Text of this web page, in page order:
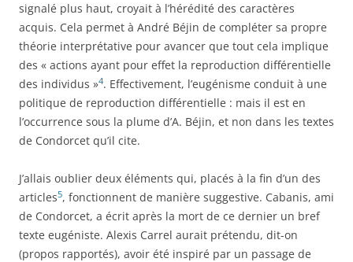
signalé plus haut, croyait à l’hérédité des caractères
acquis. Cela permet à André Béjin de compléter sa propre
théorie interprétative pour avancer que tout cela implique
des « actions ayant pour effet la reproduction différentielle
des individus »4. Effectivement, l’eugénisme conduit à une
politique de reproduction différentielle : mais il est en
l’occurrence sous la plume d’A. Béjin, et non dans les textes
de Condorcet qu’il cite.
J’allais oublier deux éléments qui, placés à la fin d’un des
articles5, fonctionnent de manière suggestive. Cabanis, ami
de Condorcet, a écrit après la mort de ce dernier un bref
texte eugéniste. Alexis Carrel aurait prétendu, dit-on
(propos rapportés), avoir été inspiré par un passage de